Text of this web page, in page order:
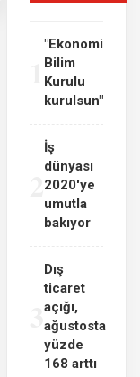
"Ekonomi
Bilim
Kurulu
kurulsun"
İş
dünyası
2020'ye
umutla
bakıyor
3
Dış
ticaret
açığı,
ağustosta
yüzde
168 arttı